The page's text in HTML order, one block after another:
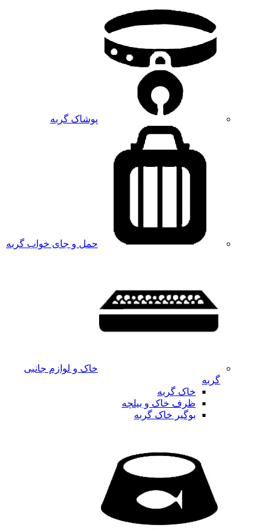
پوشاک گربه
حمل و جای خواب گربه
خاک و لوازم جانبی
گربه
خاک گربه
ظرف خاک و بیلچه
بوگیر خاک گربه